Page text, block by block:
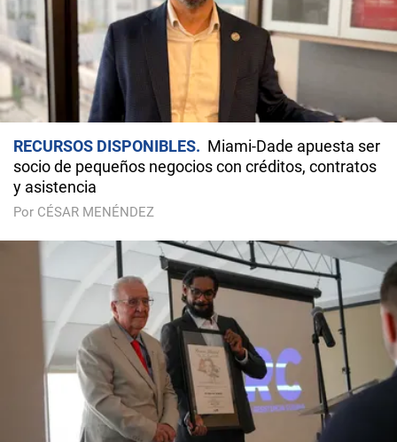
RECURSOS DISPONIBLES
Miami-Dade apuesta ser
socio de pequeños negocios con créditos, contratos
y asistencia
Por CÉSAR MENÉNDEZ